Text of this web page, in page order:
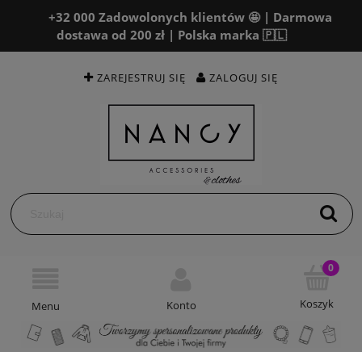
+32 000 Zadowolonych klientów 🤩 | Darmowa
dostawa od 200 zł | Polska marka 🇵🇱
ZAREJESTRUJ SIĘ ZALOGUJ SIĘ